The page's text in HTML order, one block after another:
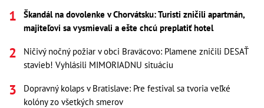
Škandál na dovolenke v Chorvátsku: Turisti zničili apartmán,
majiteľovi sa vysmievali a ešte chcú preplatiť hotel
Ničivý nočný požiar v obci Braväcovo: Plamene zničili DESAŤ
stavieb! Vyhlásili MIMORIADNU situáciu
Dopravný kolaps v Bratislave: Pre festival sa tvoria veľké
kolóny zo všetkých smerov